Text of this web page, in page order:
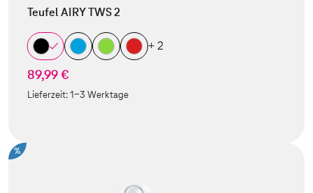
Teufel AIRY TWS 2
+ 2
89,99 €
Lieferzeit:1-3 Werktage
%